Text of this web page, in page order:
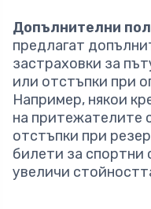
Допълнителни
предлагат
застраховки за
или отстъпки при
Например, някои
на притежателите
отстъпки при
билети за спортни
увеличи